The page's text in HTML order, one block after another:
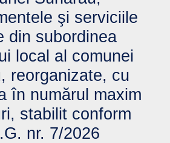
şi serviciile
din subordinea
local al comunei
reorganizate, cu
în numărul maxim
stabilit conform
nr. 7/2026